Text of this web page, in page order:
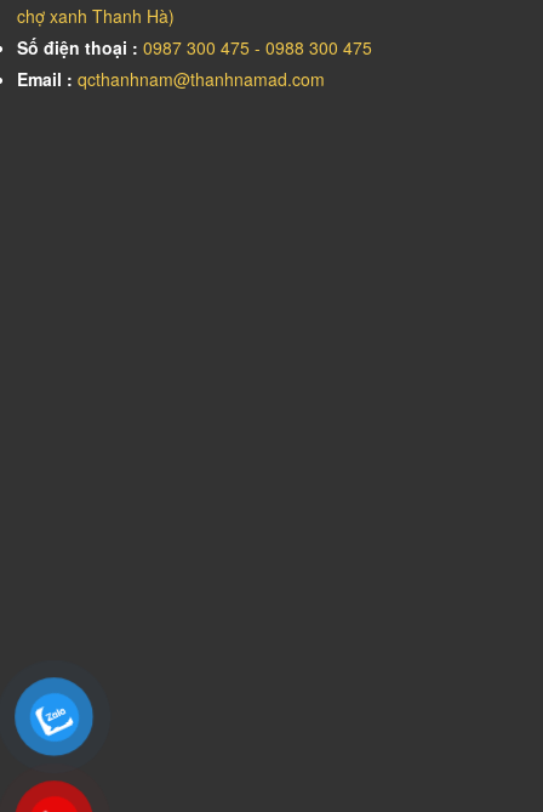
chợ xanh Thanh Hà)
Số điện thoại : 0987 300 475 - 0988 300 475
Email : qcthanhnam@thanhnamad.com